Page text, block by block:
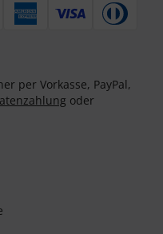
per Vorkasse, PayPal,
oder